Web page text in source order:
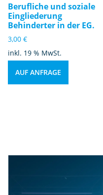
Berufliche und soziale
Eingliederung
Behinderter in der EG.
3,00 €
inkl. 19 % MwSt.
AUF ANFRAGE